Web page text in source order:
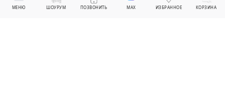
МЕНЮ ШОУРУМ ПОЗВОНИТЬ MAX ИЗБРАННОЕ КОРЗИНА